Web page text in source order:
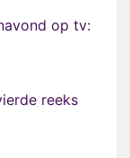
op tv:
reeks